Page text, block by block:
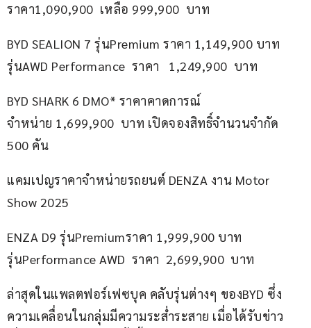
ราคา1,090,900  เหลือ 999,900  บาท
BYD SEALION 7 รุ่นPremium ราคา 1,149,900 บาท
รุ่นAWD Performance  ราคา   1,249,900  บาท
BYD SHARK 6 DMO* ราคาคาดการณ์
จำหน่าย 1,699,900  บาท เปิดจองสิทธิ์จำนวนจำกัด
500 คัน
แคมเปญราคาจำหน่ายรถยนต์ DENZA งาน Motor
Show 2025
ENZA D9 รุ่นPremiumราคา 1,999,900 บาท
รุ่นPerformance AWD  ราคา  2,699,900  บาท
ล่าสุดในแพลตฟอร์เฟซบุค คลับรุ่นต่างๆ ของBYD ซึ่ง
ความเคลื่อนในกลุ่มมีความระส่ำระสาย เมื่อได้รับข่าว